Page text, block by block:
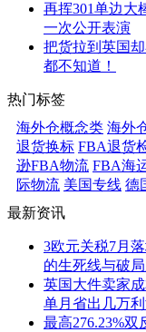
再挥301单边大
一次公开表演
把货拉到英国
都不知道！
热门标签
海外仓概念类 海外
退货换标 FBA退货
逊FBA物流 FBA海
际物流 美国专线 德
最新资讯
3欧元关税7月
的生死线与破
英国大件卖家
单月省出几万
最高276.23%